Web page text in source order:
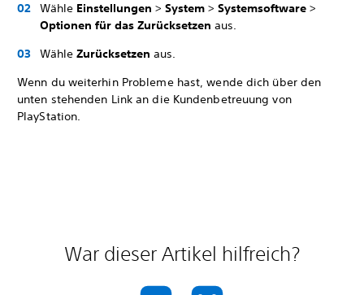
Wähle Einstellungen > System > Systemsoftware >
Optionen für das Zurücksetzen aus.
Wähle Zurücksetzen aus.
Wenn du weiterhin Probleme hast, wende dich über den
unten stehenden Link an die Kundenbetreuung von
PlayStation.
War dieser Artikel hilfreich?